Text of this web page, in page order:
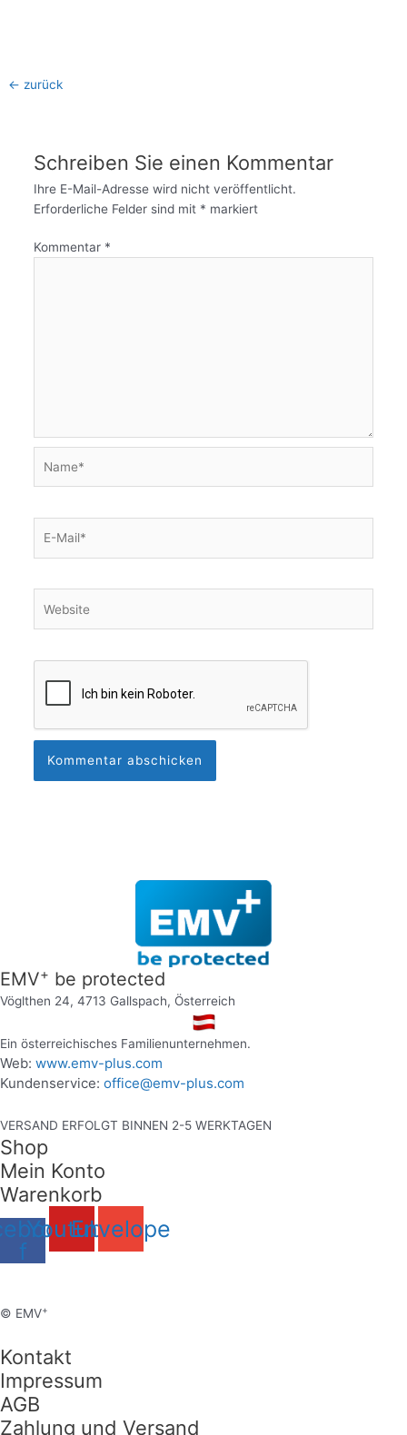
← zurück
Schreiben Sie einen Kommentar
Ihre E-Mail-Adresse wird nicht veröffentlicht.
Erforderliche Felder sind mit * markiert
Kommentar *
Mail*
EMV+ be protected
Vöglthen 24, 4713 Gallspach, Österreich
Ein österreichisches Familienunternehmen.
Web: www.emv-plus.com
Kundenservice: office@emv-plus.com
VERSAND ERFOLGT BINNEN 2-5 WERKTAGEN
Shop
Mein Konto
Warenkorb
f
YoutubeEnvelope
© EMV+
Kontakt
Impressum
AGB
Zahlung und Versand